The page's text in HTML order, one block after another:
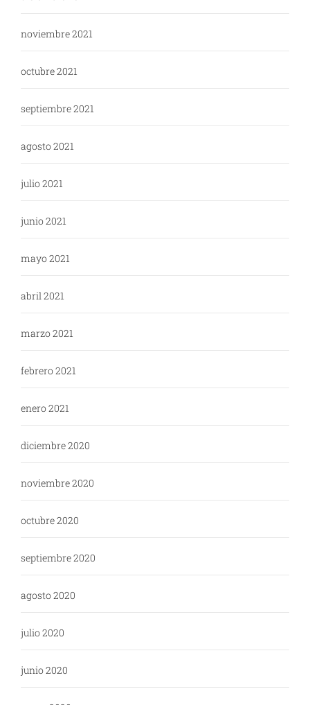
noviembre 2021
octubre 2021
septiembre 2021
agosto 2021
julio 2021
junio 2021
mayo 2021
abril 2021
marzo 2021
febrero 2021
enero 2021
diciembre 2020
noviembre 2020
octubre 2020
septiembre 2020
agosto 2020
julio 2020
junio 2020